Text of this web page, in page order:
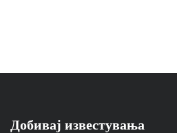
Добивај известувања